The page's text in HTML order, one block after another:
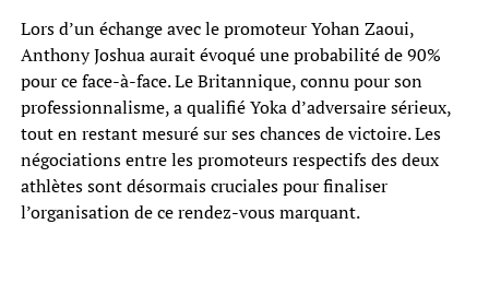
Lors d’un échange avec le promoteur Yohan Zaoui,
Anthony Joshua aurait évoqué une probabilité de 90%
pour ce face-à-face. Le Britannique, connu pour son
professionnalisme, a qualifié Yoka d’adversaire sérieux,
tout en restant mesuré sur ses chances de victoire. Les
négociations entre les promoteurs respectifs des deux
athlètes sont désormais cruciales pour finaliser
l’organisation de ce rendez-vous marquant.